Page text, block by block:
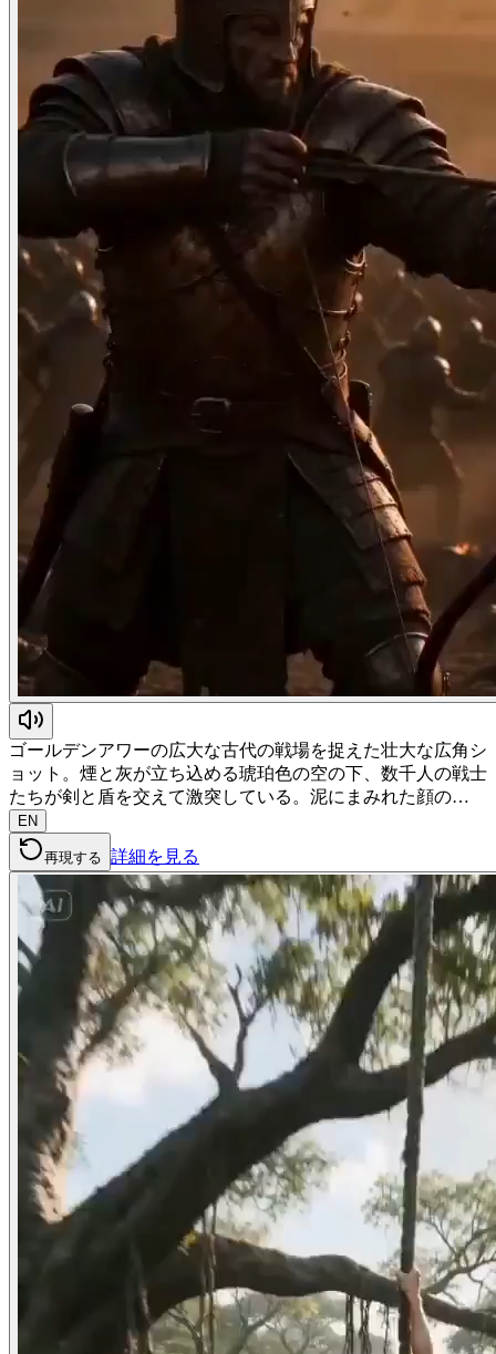
ゴールデンアワーの広大な古代の戦場を捉えた壮大な広角シ
ョット。煙と灰が立ち込める琥珀色の空の下、数千人の戦士
たちが剣と盾を交えて激突している。泥にまみれた顔の…
EN
再現する 詳細を見る